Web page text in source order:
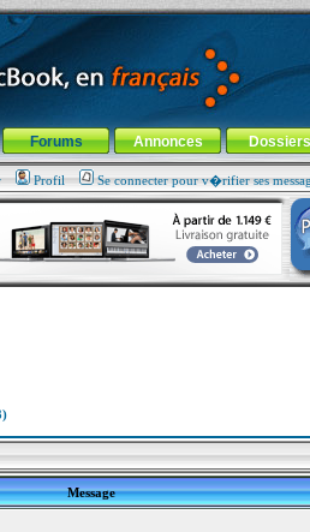
Forums Annonces Dossiers
Profil Se connecter pour v�rifier ses
Message